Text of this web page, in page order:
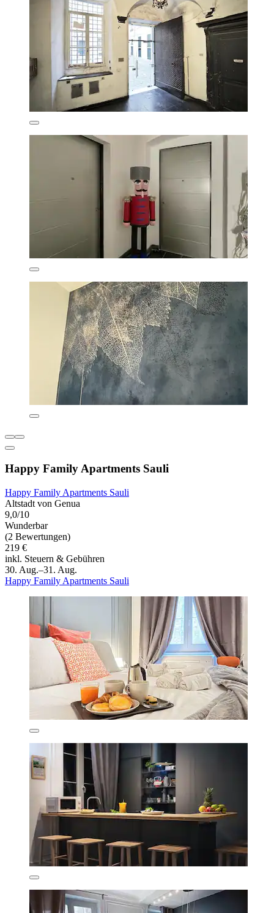
Happy Family Apartments Sauli
Happy Family Apartments Sauli
Altstadt von Genua
9,0/10
Wunderbar
(2 Bewertungen)
219 €
inkl. Steuern & Gebühren
30. Aug.–31. Aug.
Happy Family Apartments Sauli